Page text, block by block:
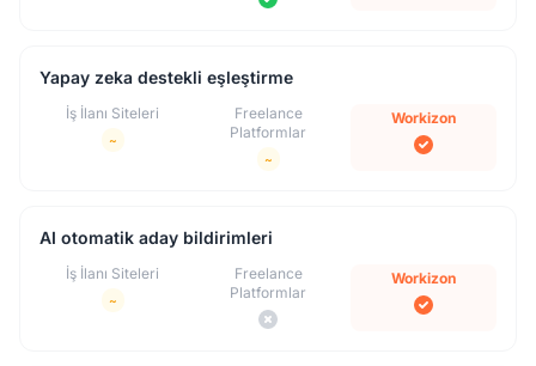
Yapay zeka destekli eşleştirme
İş İlanı Siteleri
~
Freelance
Platformlar
~
Workizon
AI otomatik aday bildirimleri
İş İlanı Siteleri
~
Freelance
Platformlar
Workizon